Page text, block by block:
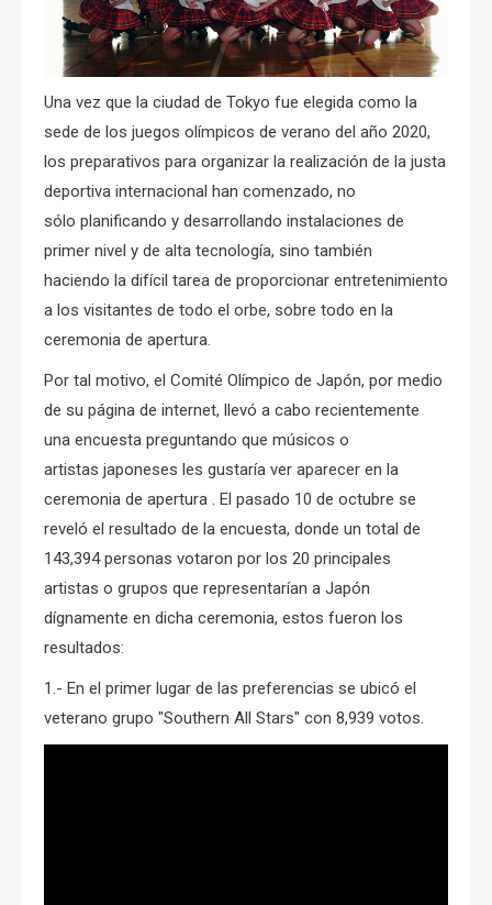
Una vez que la ciudad de Tokyo fue elegida como la
sede de los juegos olímpicos de verano del año 2020,
los preparativos para organizar la realización de la justa
deportiva internacional han comenzado, no
sólo planificando y desarrollando instalaciones de
primer nivel y de alta tecnología, sino también
haciendo la difícil tarea de proporcionar entretenimiento
a los visitantes de todo el orbe, sobre todo en la
ceremonia de apertura.
Por tal motivo, el Comité Olímpico de Japón, por medio
de su página de internet, llevó a cabo recientemente
una encuesta preguntando que músicos o
artistas japoneses les gustaría ver aparecer en la
ceremonia de apertura . El pasado 10 de octubre se
reveló el resultado de la encuesta, donde un total de
143,394 personas votaron por los 20 principales
artistas o grupos que representarían a Japón
dígnamente en dicha ceremonia, estos fueron los
resultados:
1.- En el primer lugar de las preferencias se ubicó el
veterano grupo "Southern All Stars" con 8,939 votos.